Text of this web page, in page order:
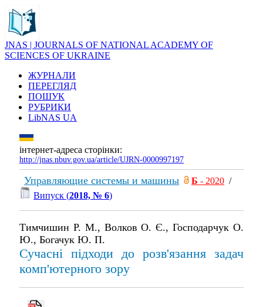
JNAS | JOURNALS OF NATIONAL ACADEMY OF
SCIENCES OF UKRAINE
ЖУРНАЛИ
ПЕРЕГЛЯД
ПОШУК
РУБРИКИ
LibNAS UA
інтернет-адреса сторінки:
http://jnas.nbuv.gov.ua/article/UJRN-0000997197
Управляющие системы и машины Б - 2020 /
Випуск (2018, № 6)
Тимчишин Р. М., Волков О. Є., Господарчук О.
Ю., Богачук Ю. П.
Сучасні підходи до розв'язання задач
комп'ютерного зору